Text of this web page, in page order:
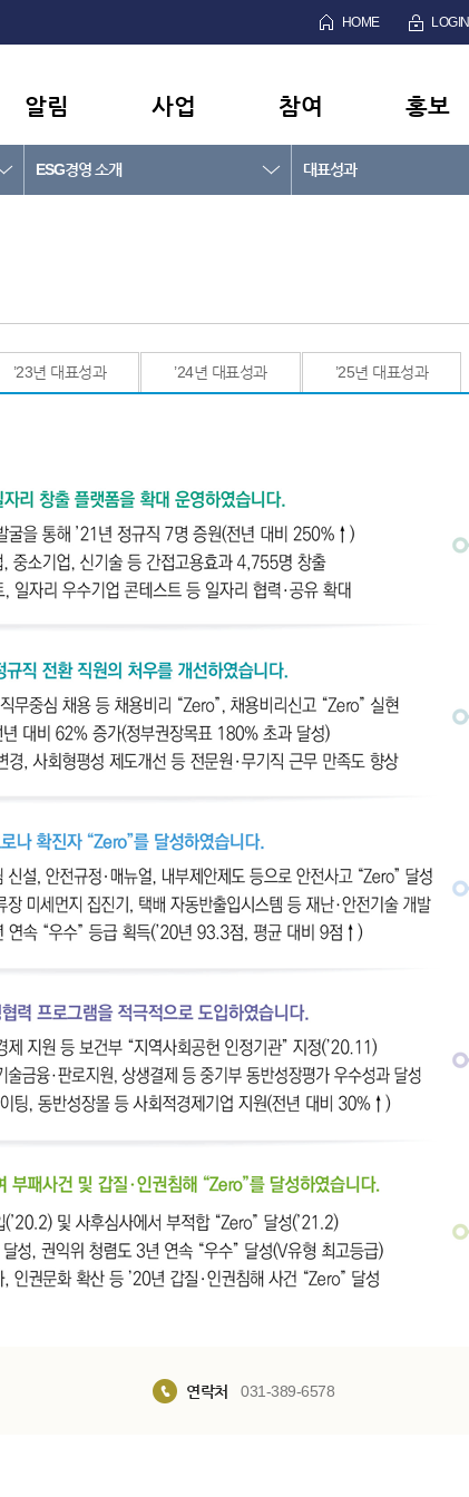
HOME LOGIN
알림 사업 참여 홍보
ESG경영 소개 대표성과
’23년 대표성과 ’24년 대표성과 ’25년 대표성과
연락처 031-389-6578